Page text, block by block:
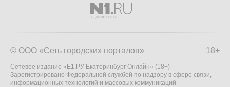
18+
© ООО «Сеть городских порталов»
Сетевое издание «Е1.РУ Екатеринбург Онлайн» (18+)
Зарегистрировано Федеральной службой по надзору в сфере связи,
информационных технологий и массовых коммуникаций